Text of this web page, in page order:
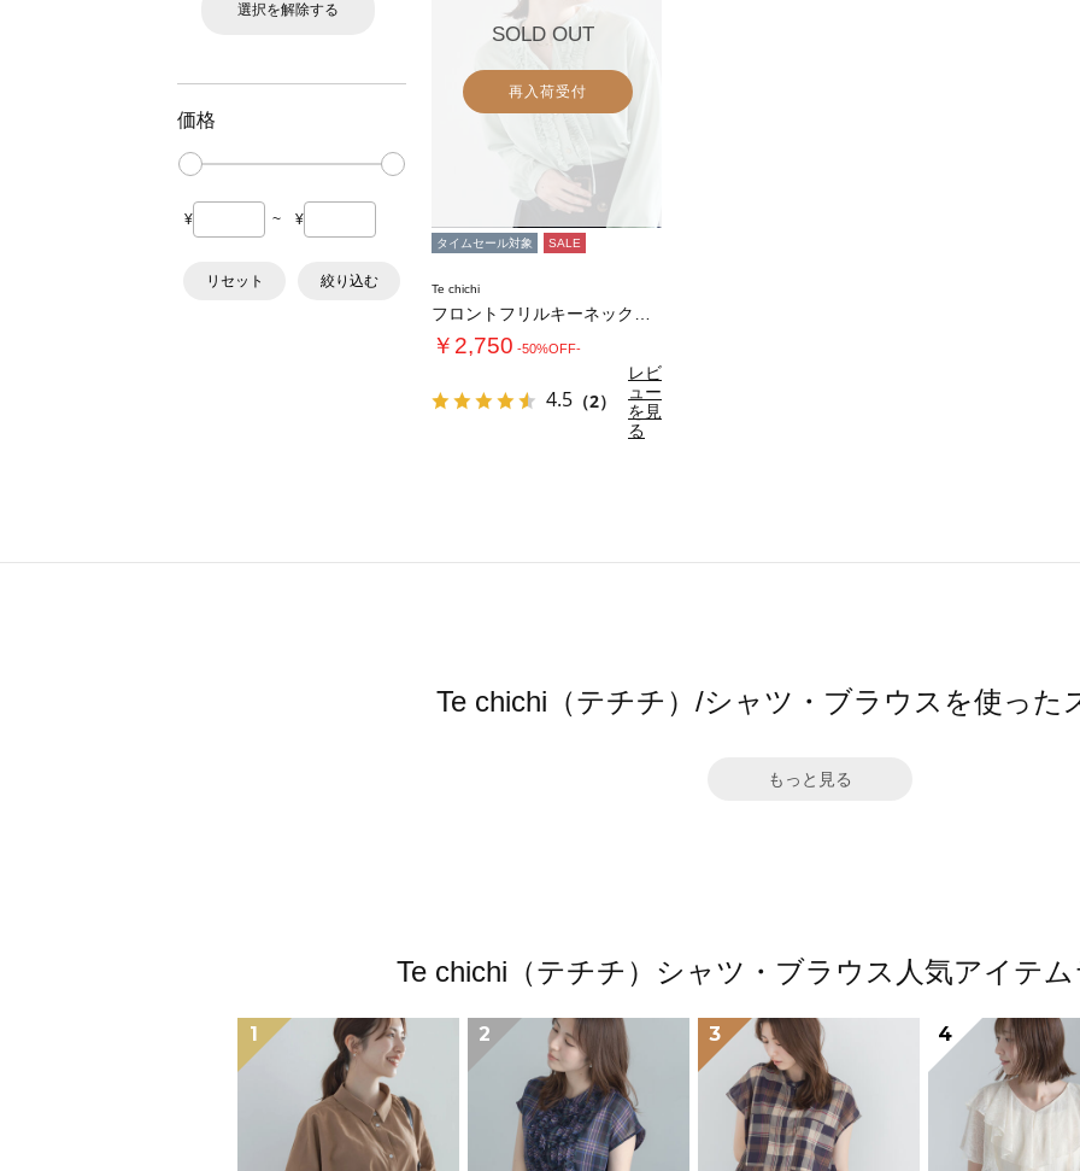
選択を解除する
価格
¥ ~ ¥
リセット 絞り込む
SOLD OUT
再入荷受付
タイムセール対象 SALE
Te chichi
￥2,750 -50%OFF-
4.5 （2）
レビ
ュー
を見
る
Te chichi（テチチ）/シャツ・ブラウスを使った
もっと見る
Te chichi（テチチ）シャツ・ブラウス人気アイテ
1 2 3 4